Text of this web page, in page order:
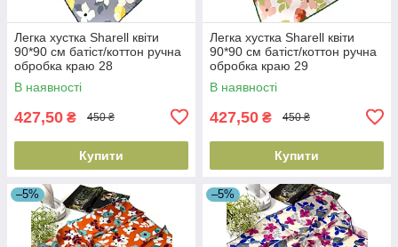
Легка хустка Sharell квіти
90*90 см батіст/коттон ручна
обробка краю 28
В наявності
427,50 ₴ 450 ₴
Купити
Легка хустка Sharell квіти
90*90 см батіст/коттон ручна
обробка краю 29
В наявності
427,50 ₴ 450 ₴
Купити
–5% –5%